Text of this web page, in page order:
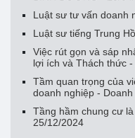
Luật sư tư vấn doanh
Luật sư tiếng Trung
Việc rút gọn và sáp
lợi ích và Thách thức
Tầm quan trọng của
doanh nghiệp -
Tầng hầm chung cư
25/12/2024